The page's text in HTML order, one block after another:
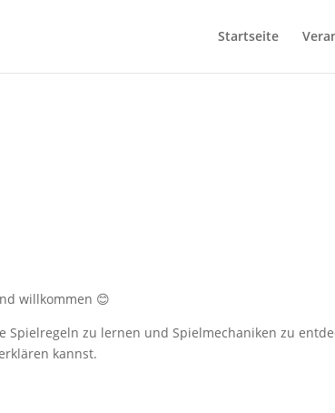
Startseite
willkommen 😊
Spielregeln zu lernen und Spielmechaniken zu
kannst.